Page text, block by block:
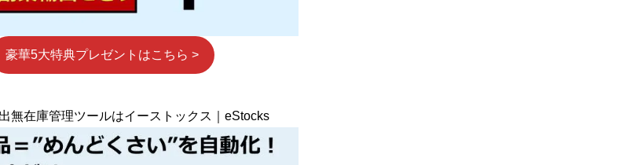
豪華5大特典プレゼントはこちら >
在庫管理ツールはイーストックス｜eStocks